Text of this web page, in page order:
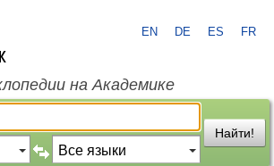
EN DE ES FR
на Академике
Найти!